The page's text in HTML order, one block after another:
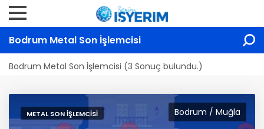
Bodrum Metal Son İşlemcisi
Bodrum Metal Son İşlemcisi (3 Sonuç bulundu.)
Bodrum / Muğla
METAL SON İŞLEMCISI